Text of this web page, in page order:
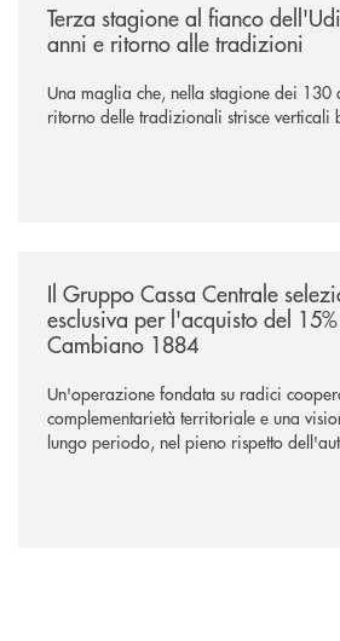
Terza stagione al fianco
anni e ritorno alle tradizioni
Una maglia che, nella stagione dei 130
ritorno delle tradizionali strisce verticali
Il Gruppo Cassa Centrale
esclusiva per l'acquisto del
Cambiano 1884
Un'operazione fondata su radici
complementarietà territoriale e una
lungo periodo, nel pieno rispetto
negoziazione esclusiva per la